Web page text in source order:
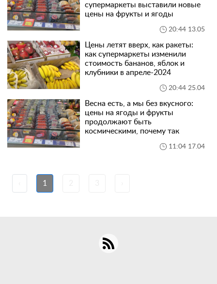
супермаркеты выставили новые
цены на фрукты и ягоды
20:44 13.05
Цены летят вверх, как ракеты:
как супермаркеты изменили
стоимость бананов, яблок и
клубники в апреле-2024
20:44 25.04
Весна есть, а мы без вкусного:
цены на ягоды и фрукты
продолжают быть
космическими, почему так
11:04 17.04
1